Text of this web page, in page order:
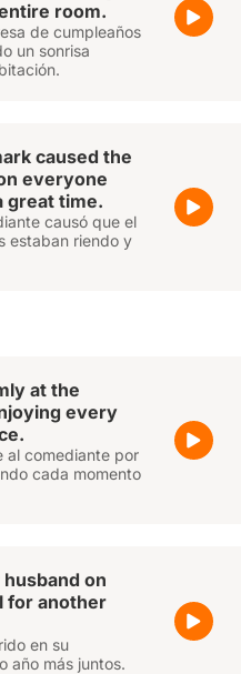
room.
de cumpleaños
un sonrisa
caused the
everyone
great time.
causó que el
estaban riendo y
at the
every
al comediante por
cada momento
on
for another
en su
año más juntos.